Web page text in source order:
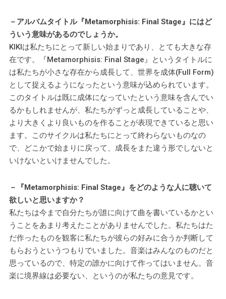
－アルバムタイトル『Metamorphisis: Final Stage』にはど
ういう意味があるのでしょうか。
KIKIは私たちにとって新しい始まりであり、とても大きな存
在です。『Metamorphisis: Final Stage』というタイトルに
は私たちが小さな存在から成長して、世界を成体(Full Form)
として捉えるようになったという意味が込められています。
このタイトルは既に成体になっていたという意味を含んでい
るかもしれませんが、私たちがずっと成長していることや、
より大きくより良いものを作ることが表現できていると思い
ます。このサイクルは私たちにとって終わらないものなの
で、どこかで始まりに戻って、成長をまた違う形でしないと
いけないといけませんでした。
－『Metamorphisis: Final Stage』をどのような人に聴いて
欲しいと思いますか？
私たちは今まで自分たちが誰に向けて曲を書いているかとい
うことをあまり考えたことがありませんでした。私たちはた
だ作ったものを観客に私たちが彼らの好みに合うか判断して
もらおうというつもりでいました。音楽はみんなのものだと
思っているので、特定の誰かに向けて作ってはいません。音
楽に境界線は必要ない、というのが私たちの意見です。